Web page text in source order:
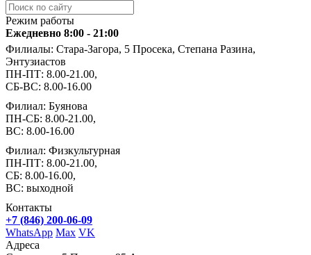
Режим работы
Ежедневно 8:00 - 21:00
Филиалы: Стара-Загора, 5 Просека, Степана Разина,
Энтузиастов
ПН-ПТ: 8.00-21.00,
СБ-ВС: 8.00-16.00
Филиал: Буянова
ПН-СБ: 8.00-21.00,
ВС: 8.00-16.00
Филиал: Физкультурная
ПН-ПТ: 8.00-21.00,
СБ: 8.00-16.00,
ВС: выходной
Контакты
+7 (846) 200-06-09
WhatsApp Max VK
Адреса